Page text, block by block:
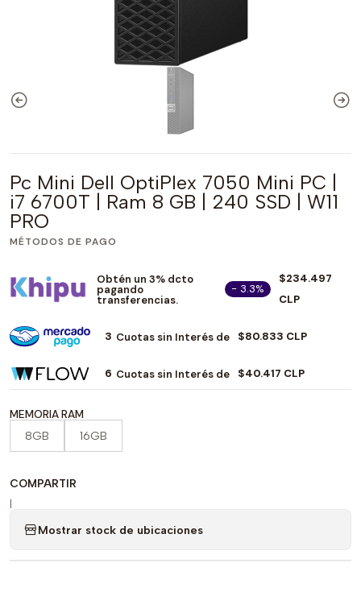
Pc Mini Dell OptiPlex 7050 Mini PC |
i7 6700T | Ram 8 GB | 240 SSD | W11
PRO
MÉTODOS DE PAGO
Obtén un 3% dcto
pagando
transferencias.
- 3.3%
$234.497
CLP
3 Cuotas sin Interés de $80.833 CLP
6 Cuotas sin Interés de $40.417 CLP
MEMORIA RAM
8GB 16GB
COMPARTIR
|
Mostrar stock de ubicaciones